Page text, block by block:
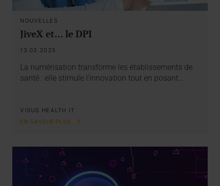
NOUVELLES
JiveX et... le DPI
13.02.2025
La numérisation transforme les établissements de
santé : elle stimule l’innovation tout en posant…
VISUS HEALTH IT
EN SAVOIR PLUS